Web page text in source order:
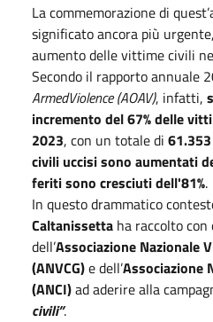
La commemorazione di
significato ancora più
aumento delle vittime civili
Secondo il rapporto annuale
ArmedViolence (AOAV), infatti,
incremento del 67% delle
2023, con un totale di
civili uccisi sono aumentati
feriti sono cresciuti dell'81%.
In questo drammatico
Caltanissetta ha raccolto
dell’Associazione Nazionale
(ANVCG)e dell’Associazione
(ANCI)ad aderire alla
civili”.